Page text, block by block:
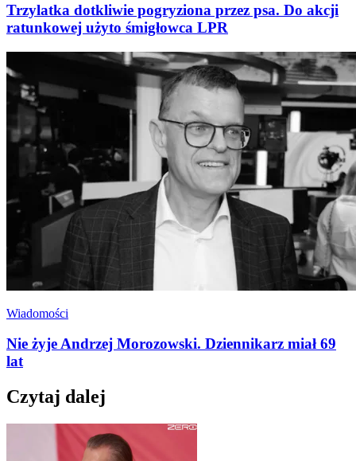
Trzylatka dotkliwie pogryziona przez psa. Do akcji
ratunkowej użyto śmigłowca LPR
Wiadomości
Nie żyje Andrzej Morozowski. Dziennikarz miał 69
lat
Czytaj dalej